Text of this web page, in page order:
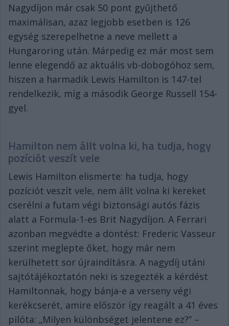
Nagydíjon már csak 50 pont gyűjthető
maximálisan, azaz legjobb esetben is 126
egység szerepelhetne a neve mellett a
Hungaroring után. Márpedig ez már most sem
lenne elegendő az aktuális vb-dobogóhoz sem,
hiszen a harmadik Lewis Hamilton is 147-tel
rendelkezik, míg a második George Russell 154-
gyel.
Hamilton nem állt volna ki, ha tudja, hogy
pozíciót veszít vele
Lewis Hamilton elismerte: ha tudja, hogy
pozíciót veszít vele, nem állt volna ki kereket
cserélni a futam végi biztonsági autós fázis
alatt a Formula-1-es Brit Nagydíjon. A Ferrari
azonban megvédte a döntést: Frederic Vasseur
szerint meglepte őket, hogy már nem
kerülhetett sor újraindításra. A nagydíj utáni
sajtótájékoztatón neki is szegezték a kérdést
Hamiltonnak, hogy bánja-e a verseny végi
kerékcserét, amire először így reagált a 41 éves
pilóta: „Milyen különbséget jelentene ez?” –